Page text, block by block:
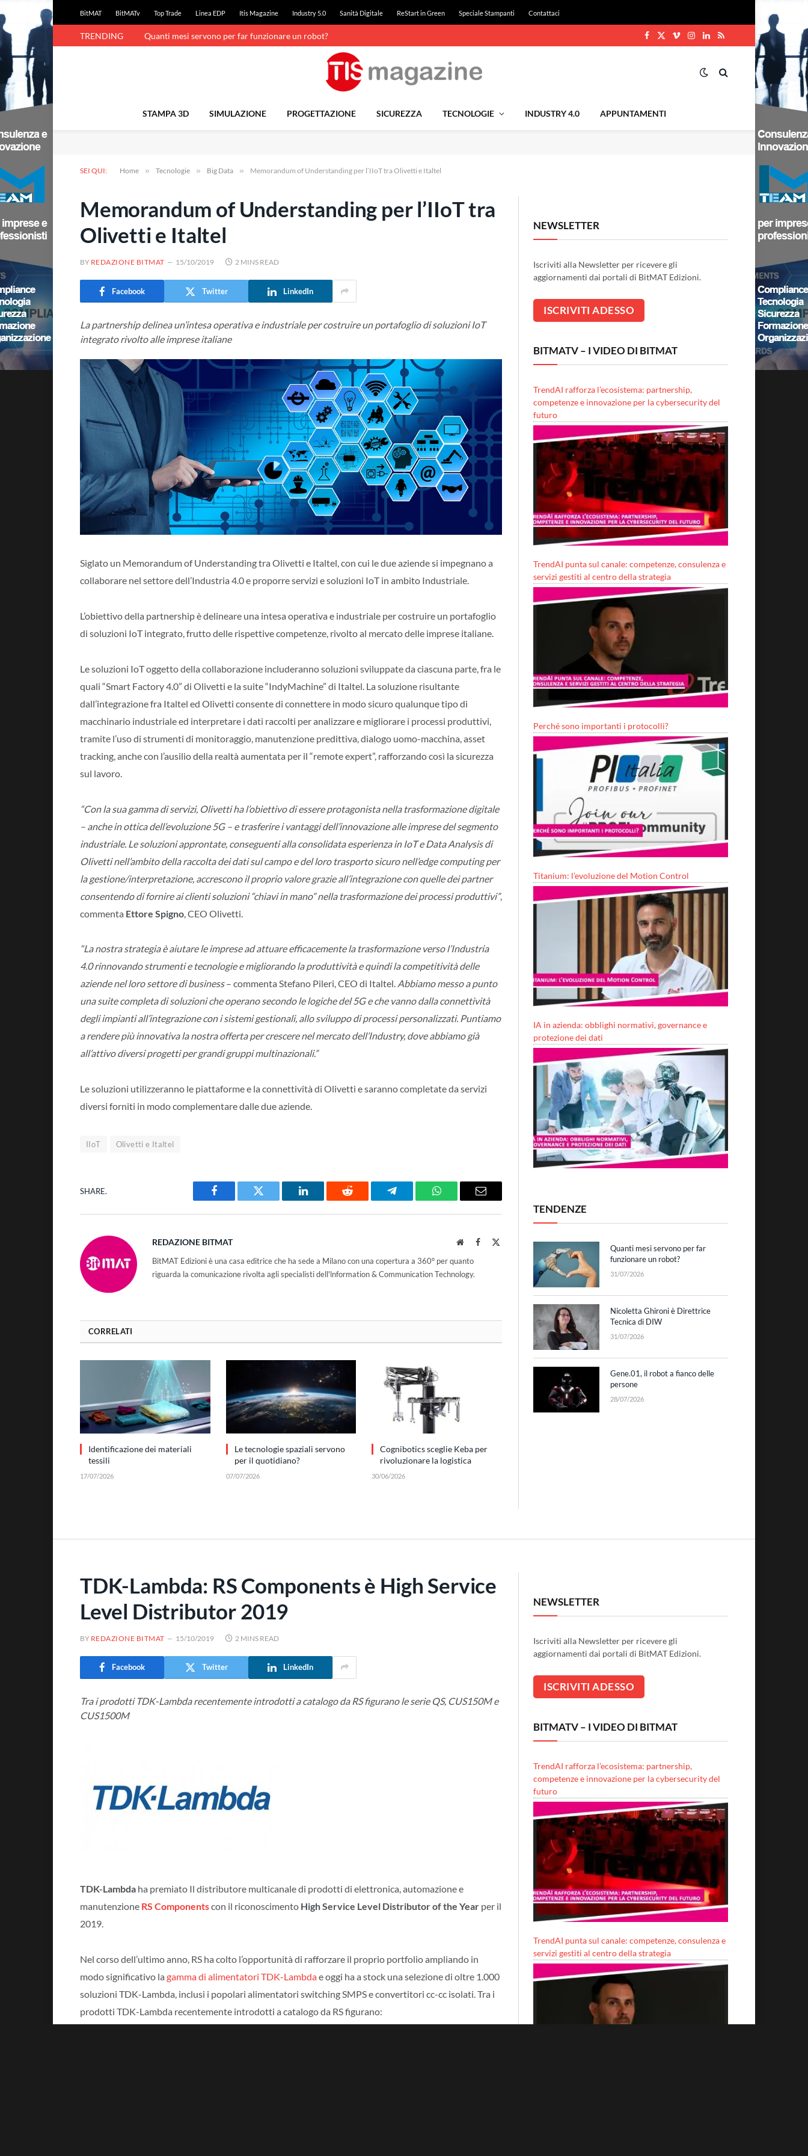
BitMAT BitMATv Top Trade Linea EDP Itis Magazine Industry 5.0 Sanità Digitale ReStart in Green Speciale Stampanti Contattaci
TRENDING Quanti mesi servono per far funzionare un robot?
Facebook
X
VimeoInstagram
LinkedIn
RSS
STAMPA 3D SIMULAZIONE PROGETTAZIONE SICUREZZA TECNOLOGIE INDUSTRY 4.0 APPUNTAMENTI
SEI QUI: Home » Tecnologie » Big Data » Memorandum of Understanding per l’IIoT tra Olivetti e Italtel
Memorandum of Understanding per l’IIoT tra
Olivetti e Italtel
BY REDAZIONE BITMAT 15/10/2019 2 MINS READ
Facebook Twitter LinkedIn
La partnership delinea un’intesa operativa e industriale per costruire un portafoglio di soluzioni IoT
integrato rivolto alle imprese italiane
Siglato un Memorandum of Understanding tra Olivetti e Italtel, con cui le due aziende si impegnano a
collaborare nel settore dell’Industria 4.0 e proporre servizi e soluzioni IoT in ambito Industriale.
L’obiettivo della partnership è delineare una intesa operativa e industriale per costruire un portafoglio
di soluzioni IoT integrato, frutto delle rispettive competenze, rivolto al mercato delle imprese italiane.
Le soluzioni IoT oggetto della collaborazione includeranno soluzioni sviluppate da ciascuna parte, fra le
quali “Smart Factory 4.0” di Olivetti e la suite “IndyMachine” di Italtel. La soluzione risultante
dall’integrazione fra Italtel ed Olivetti consente di connettere in modo sicuro qualunque tipo di
macchinario industriale ed interpretare i dati raccolti per analizzare e migliorare i processi produttivi,
tramite l’uso di strumenti di monitoraggio, manutenzione predittiva, dialogo uomo-macchina, asset
tracking, anche con l’ausilio della realtà aumentata per il “remote expert”, rafforzando così la sicurezza
sul lavoro.
“Con la sua gamma di servizi, Olivetti ha l’obiettivo di essere protagonista nella trasformazione digitale
– anche in ottica dell’evoluzione 5G – e trasferire i vantaggi dell’innovazione alle imprese del segmento
industriale. Le soluzioni approntate, conseguenti alla consolidata esperienza in IoT e Data Analysis di
Olivetti nell’ambito della raccolta dei dati sul campo e del loro trasporto sicuro nell’edge computing per
la gestione/interpretazione, accrescono il proprio valore grazie all’integrazione con quelle dei partner
consentendo di fornire ai clienti soluzioni “chiavi in mano” nella trasformazione dei processi produttivi”,
commenta Ettore Spigno , CEO Olivetti.
“La nostra strategia è aiutare le imprese ad attuare efficacemente la trasformazione verso l’Industria
4.0 rinnovando strumenti e tecnologie e migliorando la produttività e quindi la competitività delle
aziende nel loro settore di business– commenta Stefano Pileri, CEO di Italtel. Abbiamo messo a punto
una suite completa di soluzioni che operano secondo le logiche del 5G e che vanno dalla connettività
degli impianti all’integrazione con i sistemi gestionali, allo sviluppo di processi personalizzati. Puntiamo
a rendere più innovativa la nostra offerta per crescere nel mercato dell’Industry, dove abbiamo già
all’attivo diversi progetti per grandi gruppi multinazionali.”
Le soluzioni utilizzeranno le piattaforme e la connettività di Olivetti e saranno completate da servizi
diversi forniti in modo complementare dalle due aziende.
IIoT Olivetti e Italtel
SHARE.
Facebook Twitter LinkedIn Reddit Telegram WhatsAppEmail
REDAZIONE BITMAT WebsiteFacebook
BitMAT Edizioni è una casa editrice che ha sede a Milano con una copertura a 360° per quanto
riguarda la comunicazione rivolta agli specialisti dell'lnformation & Communication Technology.
CORRELATI
Identificazione dei materiali
tessili
17/07/2026
Le tecnologie spaziali servono
per il quotidiano?
07/07/2026
Cognibotics sceglie Keba per
rivoluzionare la logistica
30/06/2026
NEWSLETTER
Iscriviti alla Newsletter per ricevere gli
aggiornamenti dai portali di BitMAT Edizioni.
BITMATV – I VIDEO DI BITMAT
TrendAI rafforza l’ecosistema: partnership,
competenze e innovazione per la cybersecurity del
futuro
TrendAI punta sul canale: competenze, consulenza e
servizi gestiti al centro della strategia
Perché sono importanti i protocolli?
Titanium: l’evoluzione del Motion Control
IA in azienda: obblighi normativi, governance e
protezione dei dati
TENDENZE
Quanti mesi servono per far
funzionare un robot?
31/07/2026
Nicoletta Ghironi è Direttrice
Tecnica di DIW
31/07/2026
Gene.01, il robot a fianco delle
persone
28/07/2026
TDK-Lambda: RS Components è High Service
Level Distributor 2019
BY REDAZIONE BITMAT 15/10/2019 2 MINS READ
Facebook Twitter LinkedIn
Tra i prodotti TDK-Lambda recentemente introdotti a catalogo da RS figurano le serie QS, CUS150M e
CUS1500M
TDK-Lambda ha premiato Il distributore multicanale di prodotti di elettronica, automazione e
manutenzione RS Componentscon il riconoscimento High Service Level Distributor of the Year per il
2019.
Nel corso dell’ultimo anno, RS ha colto l’opportunità di rafforzare il proprio portfolio ampliando in
modo significativo la gamma di alimentatori TDK-Lambdae oggi ha a stock una selezione di oltre 1.000
soluzioni TDK-Lambda, inclusi i popolari alimentatori switching SMPS e convertitori cc-cc isolati. Tra i
prodotti TDK-Lambda recentemente introdotti a catalogo da RS figurano:
NEWSLETTER
Iscriviti alla Newsletter per ricevere gli
aggiornamenti dai portali di BitMAT Edizioni.
BITMATV – I VIDEO DI BITMAT
TrendAI rafforza l’ecosistema: partnership,
competenze e innovazione per la cybersecurity del
futuro
TrendAI punta sul canale: competenze, consulenza e
servizi gestiti al centro della strategia